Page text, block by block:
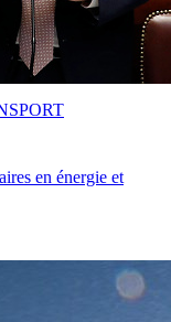
en énergie et